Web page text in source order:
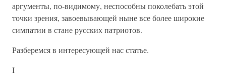
аргументы, по-видимому, неспособны поколебать этой
точки зрения, завоевывающей ныне все более широкие
симпатии в стане русских патриотов.
Разберемся в интересующей нас статье.
I